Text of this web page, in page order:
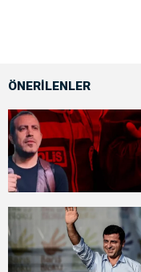
ÖNERİLENLER